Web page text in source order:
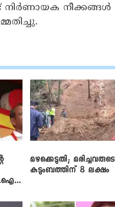
നിർണായക നീക്കങ്ങൾ
മഴക്കെടുതി; മരിച്ചവരുടെ
കുടുംബത്തിന് 8 ലക്ഷം